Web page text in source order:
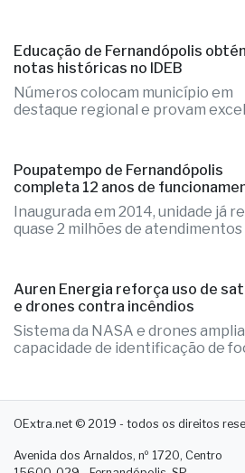
Educação de Fernandópolis
notas históricas no IDEB
Números colocam município em
destaque regional e provam
Poupatempo de Fernandópolis
completa 12 anos de
Inaugurada em 2014, unidade já
quase 2 milhões de atendimentos
Auren Energia reforça uso de
e drones contra incêndios
Sistema da NASA e drones amplia
capacidade de identificação de
OExtra.net © 2019 - todos os direitos
Avenida dos Arnaldos, nº 1720, Centro